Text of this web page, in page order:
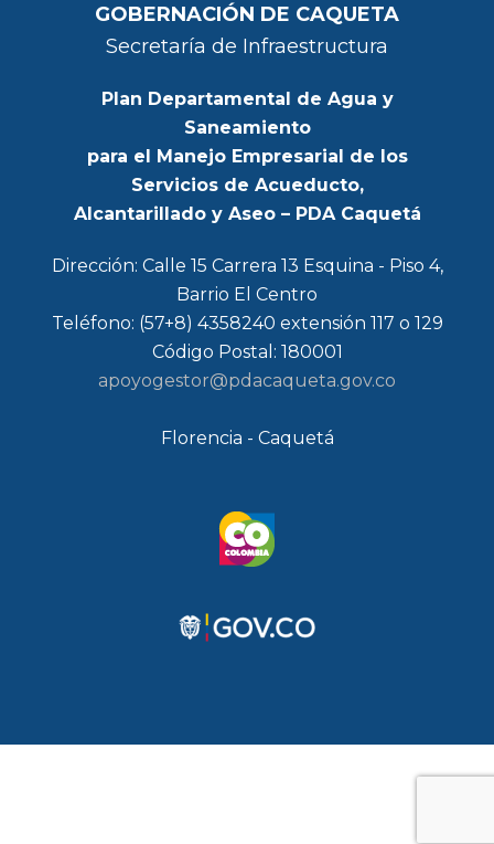
GOBERNACIÓN DE CAQUETA
Secretaría de Infraestructura
Plan Departamental de Agua y
Saneamiento
para el Manejo Empresarial de los
Servicios de Acueducto,
Alcantarillado y Aseo – PDA Caquetá
Dirección: Calle 15 Carrera 13 Esquina - Piso 4,
Barrio El Centro
Teléfono: (57+8) 4358240 extensión 117 o 129
Código Postal: 180001
apoyogestor@pdacaqueta.gov.co
Florencia - Caquetá